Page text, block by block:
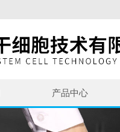
产品中心